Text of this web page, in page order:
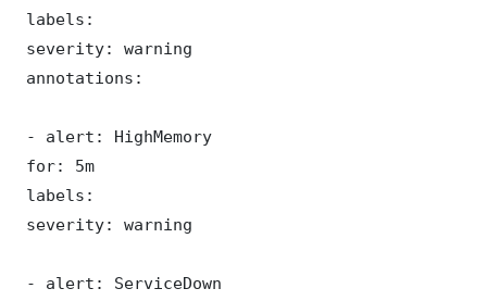
labels:
severity: warning
annotations:
- alert: HighMemory
for: 5m
labels:
severity: warning
- alert: ServiceDown